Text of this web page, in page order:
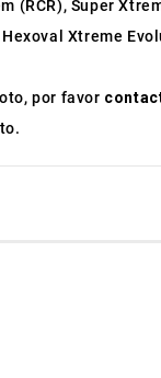
(RCR), Super
Xtreme
por favor